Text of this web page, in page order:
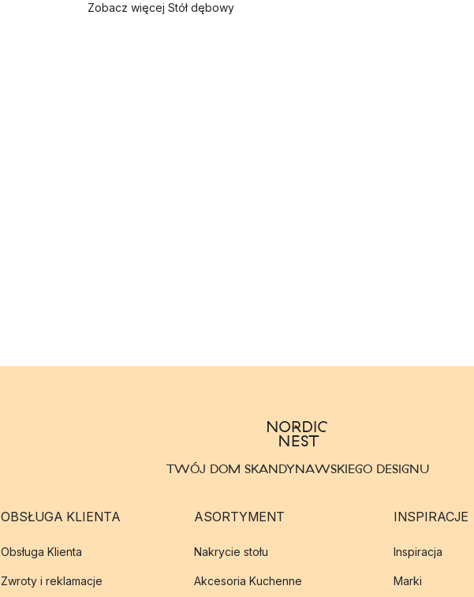
Zobacz więcej Stół dębowy
TWÓJ DOM SKANDYNAWSKIEGO DESIGNU
OBSŁUGA KLIENTA
Obsługa Klienta
Zwroty i reklamacje
ASORTYMENT
Nakrycie stołu
Akcesoria Kuchenne
INSPIRACJE
Inspiracja
Marki